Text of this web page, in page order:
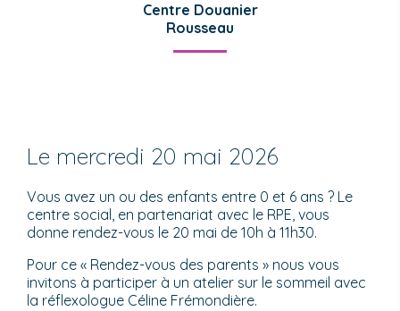
Centre Douanier
Rousseau
Le mercredi 20 mai 2026
Vous avez un ou des enfants entre 0 et 6 ans ? Le
centre social, en partenariat avec le RPE, vous
donne rendez-vous le 20 mai de 10h à 11h30.
Pour ce « Rendez-vous des parents » nous vous
invitons à participer à un atelier sur le sommeil avec
la réflexologue Céline Frémondière.